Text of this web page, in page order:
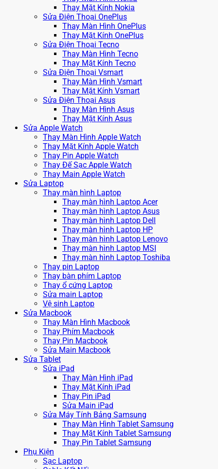
Thay Mặt Kính Nokia
Sửa Điện Thoại OnePlus
Thay Màn Hình OnePlus
Thay Mặt Kính OnePlus
Sửa Điện Thoại Tecno
Thay Màn Hình Tecno
Thay Mặt Kính Tecno
Sửa Điện Thoại Vsmart
Thay Màn Hình Vsmart
Thay Mặt Kính Vsmart
Sửa Điện Thoại Asus
Thay Màn Hình Asus
Thay Mặt Kính Asus
Sửa Apple Watch
Thay Màn Hình Apple Watch
Thay Mặt Kính Apple Watch
Thay Pin Apple Watch
Thay Đế Sạc Apple Watch
Thay Main Apple Watch
Sửa Laptop
Thay màn hình Laptop
Thay màn hình Laptop Acer
Thay màn hình Laptop Asus
Thay màn hình Laptop Dell
Thay màn hình Laptop HP
Thay màn hình Laptop Lenovo
Thay màn hình Laptop MSI
Thay màn hình Laptop Toshiba
Thay pin Laptop
Thay bàn phím Laptop
Thay ổ cứng Laptop
Sửa main Laptop
Vệ sinh Laptop
Sửa Macbook
Thay Màn Hình Macbook
Thay Phím Macbook
Thay Pin Macbook
Sửa Main Macbook
Sửa Tablet
Sửa iPad
Thay Màn Hình iPad
Thay Mặt Kính iPad
Thay Pin iPad
Sửa Main iPad
Sửa Máy Tính Bảng Samsung
Thay Màn Hình Tablet Samsung
Thay Mặt Kính Tablet Samsung
Thay Pin Tablet Samsung
Phụ Kiện
Sạc Laptop